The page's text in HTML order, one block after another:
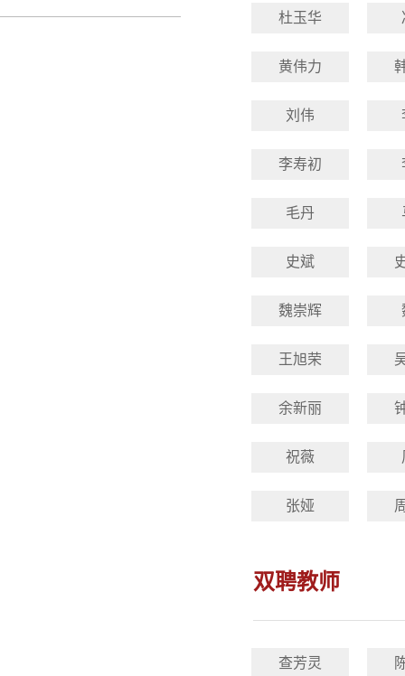
杜玉华
黄伟力
刘伟
李寿初
毛丹
史斌
魏崇辉
王旭荣
余新丽
祝薇
张娅
双聘教师
查芳灵